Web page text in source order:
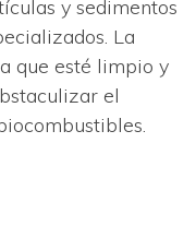
y sedimentos
La
que esté limpio y
el